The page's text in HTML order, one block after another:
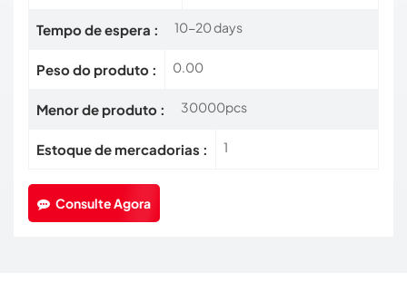
Tempo de espera : 10-20 days
Peso do produto : 0.00
Menor de produto : 30000pcs
Estoque de mercadorias : 1
Consulte Agora